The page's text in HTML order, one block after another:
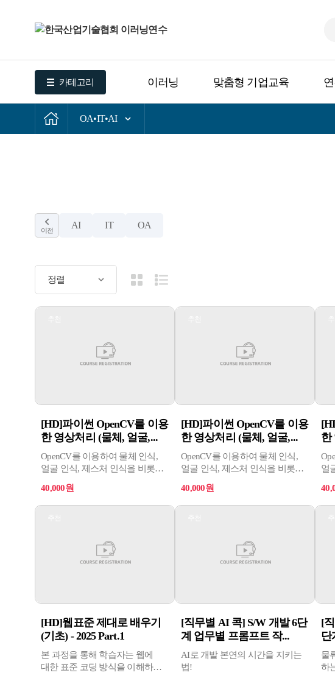
이러닝 맞춤형 기업교육
카테고리
OA•IT•AI
이전 AI IT OA
[HD]파이썬 OpenCV를 이용
한 영상처리 (물체, 얼굴,...
OpenCV를 이용하여 물체 인식,
얼굴 인식, 제스처 인식을 비롯해
불량 검사기 등에 활용 가능하다.
40,000원
[HD]파이썬 OpenCV를 이용
한 영상처리 (물체, 얼굴,...
OpenCV를 이용하여 물체 인식,
얼굴 인식, 제스처 인식을 비롯해
불량 검사기 등에 활용 가능하다.
40,000원
한
얼
불
[HD]웹표준 제대로 배우기
(기초) - 2025 Part.1
본 과정을 통해 학습자는 웹에
대한 표준 코딩 방식을 이해하고
[직무별 AI 콕] S/W 개발 6단
계 업무별 프롬프트 작...
AI로 개발 본연의 시간을 지키는
법!
[
단
물
하